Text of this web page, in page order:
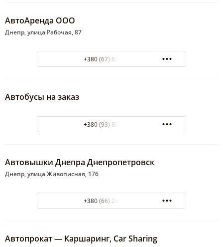
АвтоАренда ООО
Днепр, улица Рабочая, 87
+380 (67) 632-23-46
Автобусы на заказ
+380 (93) 806-00-80
Автовышки Днепра Днепропетровск
Днепр, улица Живописная, 176
+380 (66) 231-93-71
Автопрокат — Каршаринг, Car Sharing